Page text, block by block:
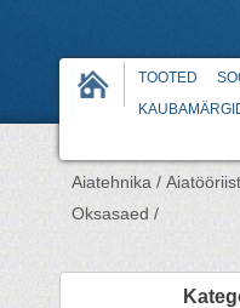
TOOTED
Aiatehnika /
Oksasaed /